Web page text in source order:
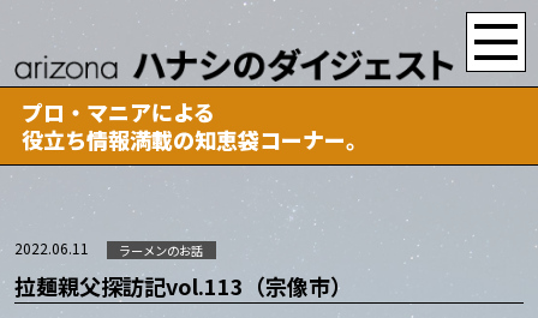
プロ・マニアによる
役立ち情報満載の知恵袋コーナー。
2022.06.11 ラーメンのお話
拉麺親父探訪記vol.113（宗像市）